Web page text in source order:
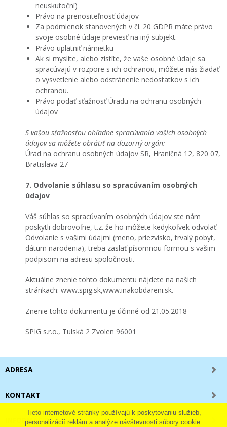
neuskutoční)
Právo na prenositeľnosť údajov
Za podmienok stanovených v čl. 20 GDPR máte právo
svoje osobné údaje previesť na iný subjekt.
Právo uplatniť námietku
Ak si myslíte, alebo zistíte, že vaše osobné údaje sa
spracúvajú v rozpore s ich ochranou, môžete nás žiadať
o vysvetlenie alebo odstránenie nedostatkov s ich
ochranou.
Právo podať sťažnosť Úradu na ochranu osobných
údajov
S vašou sťažnosťou ohľadne spracúvania vašich osobných
údajov sa môžete obrátiť na dozorný orgán:
Úrad na ochranu osobných údajov SR, Hraničná 12, 820 07,
Bratislava 27
7. Odvolanie súhlasu so spracúvaním osobných
údajov
Váš súhlas so spracúvaním osobných údajov ste nám
poskytli dobrovoľne, t.z. že ho môžete kedykoľvek odvolať.
Odvolanie s vašimi údajmi (meno, priezvisko, trvalý pobyt,
dátum narodenia), treba zaslať písomnou formou s vašim
podpisom na adresu spoločnosti.
Aktuálne znenie tohto dokumentu nájdete na našich
stránkach: www.spig.sk,www.inakobdareni.sk.
Znenie tohto dokumentu je účinné od 21.05.2018
SPIG s.r.o., Tulská 2 Zvolen 96001
ADRESA
KONTAKT
INFORMÁCIE
Tieto internetové stránky používajú k poskytovaniu služieb,
personalizácií reklám a analýze návštevnosti súbory cookie.